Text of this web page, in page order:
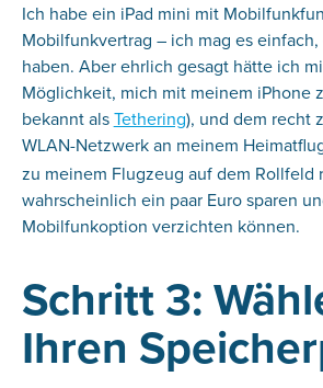
Ich habe ein iPad mini mit
Mobilfunkvertrag – ich mag es einfach,
haben. Aber ehrlich gesagt hätte ich
Möglichkeit, mich mit meinem iPhone
bekannt alsTethering), und dem recht
WLAN-Netzwerk an meinem
zu meinem Flugzeug auf dem Rollfeld
wahrscheinlich ein paar Euro sparen
Mobilfunkoption verzichten können.
Schritt 3:
Ihren